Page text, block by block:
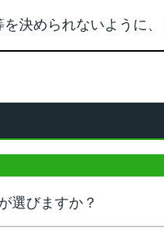
決められないように、
選びますか？